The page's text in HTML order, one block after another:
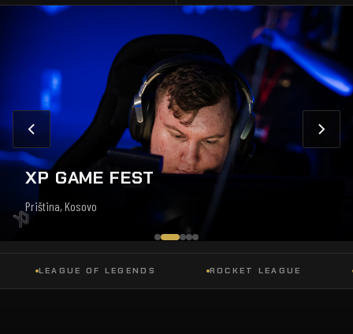
XP GAME FEST
Priština, Kosovo
LEAGUE OF LEGENDS ROCKET LEAGUE